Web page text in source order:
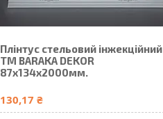
Плінтус стельовий інжекційний
ТМ BARAKA DEKOR
87х134х2000мм.
130,17 ₴